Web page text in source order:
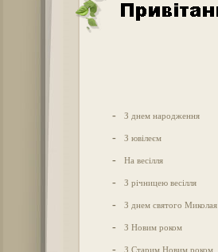
- З днем народження
- З ювілеєм
- На весілля
- З річницею весілля
- З днем святого Миколая
- З Новим роком
- З Старим Новим роком